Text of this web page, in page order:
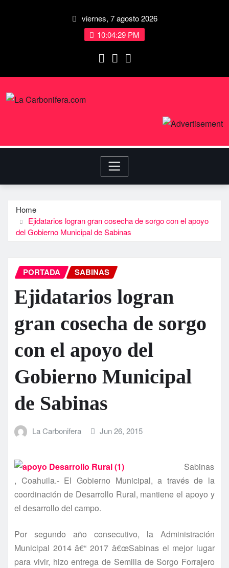
viernes, 7 agosto 2026
10:04:30 PM
Home
Ejidatarios logran gran cosecha de sorgo con el apoyo
del Gobierno Municipal de Sabinas
PORTADA SABINAS
Ejidatarios logran
gran cosecha de sorgo
con el apoyo del
Gobierno Municipal
de Sabinas
La Carbonifera Jun 26, 2015
Sabinas
, Coahuila.- El Gobierno Municipal, a través de la
coordinación de Desarrollo Rural, mantiene el apoyo y
el desarrollo del campo.
Por segundo año consecutivo, la Administración
Municipal 2014 â€“ 2017 â€œSabinas el mejor lugar
para vivir, hizo entrega de Semilla de Sorgo Forrajero